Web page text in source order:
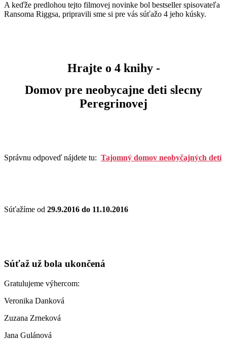
A keďže predlohou tejto filmovej novinke bol bestseller spisovateľa
Ransoma Riggsa, pripravili sme si pre vás súťažo 4 jeho kúsky.
Hrajte o 4 knihy -
Domov pre neobycajne deti slecny
Peregrinovej
Správnu odpoveď nájdete tu: Tajomný domov neobyčajných detí
Súťažíme od 29.9.2016 do 11.10.2016
Súťaž už bola ukončená
Gratulujeme výhercom:
Veronika Danková
Zuzana Zrneková
Jana Gulánová